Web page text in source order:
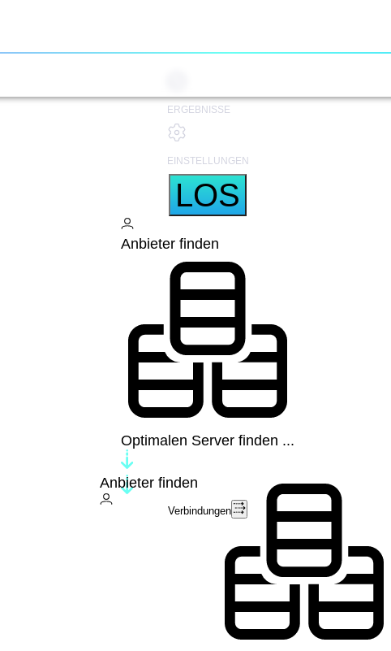
ERGEBNISSE
EINSTELLUNGEN
LOS
Anbieter finden
Optimalen Server finden ...
Anbieter finden
Verbindungen